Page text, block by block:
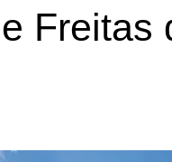
Freitas